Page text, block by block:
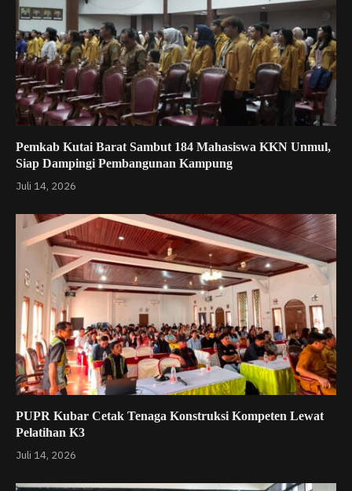
Pemkab Kutai Barat Sambut 184 Mahasiswa KKN Unmul,
Siap Dampingi Pembangunan Kampung
Juli 14, 2026
PUPR Kubar Cetak Tenaga Konstruksi Kompeten Lewat
Pelatihan K3
Juli 14, 2026